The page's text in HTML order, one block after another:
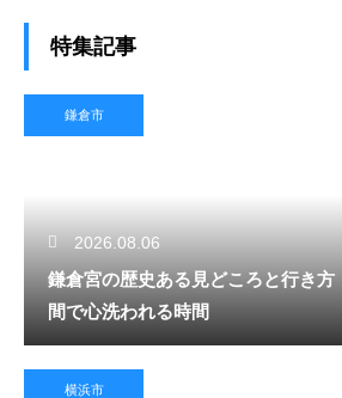
特集記事
鎌倉市
2026.08.06
鎌倉宮の歴史ある見どころと行き方
間で心洗われる時間
横浜市